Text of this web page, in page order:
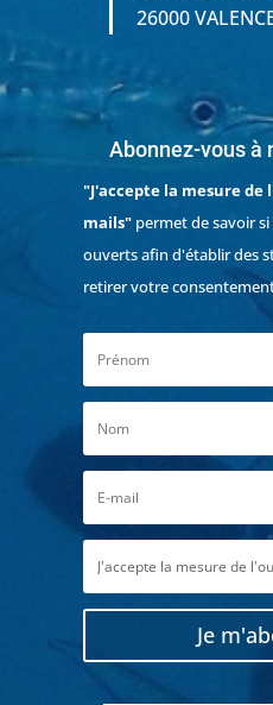
26000
Abonnez-vous à
"J'accepte la mesure de
mails"permet de savoir
ouverts afin d'établir des
retirer votre
Je